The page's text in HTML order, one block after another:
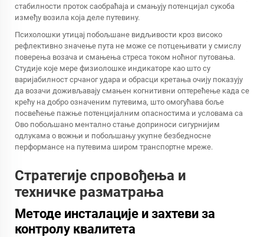
стабилности проток саобраћаја и смањују потенцијал сукоба
између возила која деле путевину.
Психолошки утицај побољшане видљивости кроз високо
рефлективно значење пута не може се потцењивати у смислу
поверења возача и смањења стреса током ноћног путовања.
Студије које мере физиолошке индикаторе као што су
варијабилност срчаног удара и обрасци кретања очију показују
да возачи доживљавају смањен когнитивни оптерећење када се
крећу на добро означеним путевима, што омогућава боље
посвећење пажње потенцијалним опасностима и условама са
Ово побољшано ментално стање доприноси сигурнијим
одлукама о вожњи и побољшању укупне безбедносне
перформансе на путевима широм транспортне мреже.
Стратегије спровођења и
техничке разматрања
Методе инсталације и захтеви за
контролу квалитета